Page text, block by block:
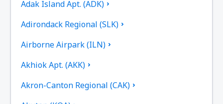
Adak Island Apt. (ADK)
Adirondack Regional (SLK)
Airborne Airpark (ILN)
Akhiok Apt. (AKK)
Akron-Canton Regional (CAK)